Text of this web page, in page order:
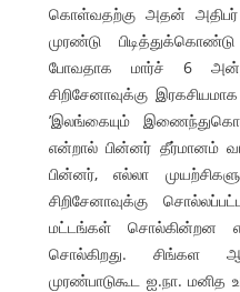
கொள்வதற்கு அதன் அதிபர்
முரண்டு
போவதாக மார்ச் 6 அன்று
சிறிசேனாவுக்கு
’இலங்கையும்
என்றால் பின்னர் தீர்மானம்
பின்னர், எல்லா
சிறிசேனாவுக்கு
மட்டங்கள் சொல்கின்றன
சொல்கிறது. சிங்கள
முரண்பாடுகூட ஐ.நா. மனித